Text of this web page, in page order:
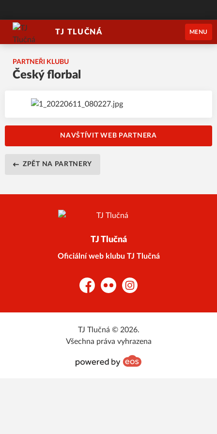
TJ TLUČNÁ MENU
PARTNEŘI KLUBU
Český florbal
NAVŠTÍVIT WEB PARTNERA
ZPĚT NA PARTNERY
TJ Tlučná
Oficiální web klubu TJ Tlučná
FacebookFlickr Instagram
TJ Tlučná © 2026.
Všechna práva vyhrazena